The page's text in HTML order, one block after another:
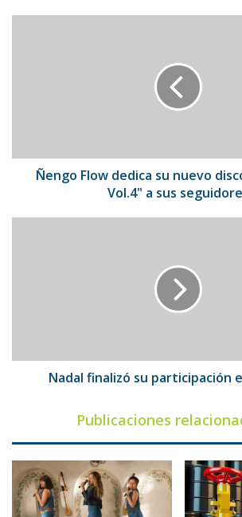
a
Ñengo Flow dedica su nuevo
Vol.4" a sus
Nadal finalizó su participación
Publicaciones